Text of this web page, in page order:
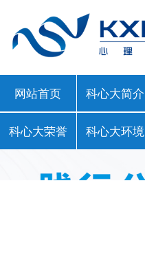
网站首页 科心大简介
科心大荣誉 科心大环境